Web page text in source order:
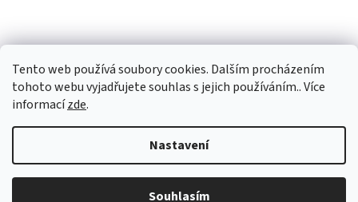
Tento web používá soubory cookies. Dalším procházením
tohoto webu vyjadřujete souhlas s jejich používáním.. Více
informacízde.
Nastavení
Souhlasím
Sledovat na Instagramu
Copyright 2026Personality e-shop. Všechna práva vyhrazena.
Upravit nastavení cookies